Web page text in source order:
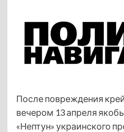
После повреждения
вечером 13 апреля
«Нептун» украинского